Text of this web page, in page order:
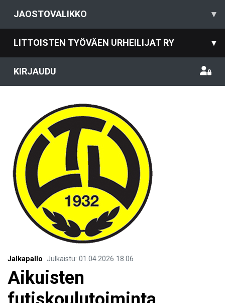
JAOSTOVALIKKO ▾
LITTOISTEN TYÖVÄEN URHEILIJAT RY ▾
KIRJAUDU
Jalkapallo Julkaistu: 01.04.2026 18.06
Aikuisten